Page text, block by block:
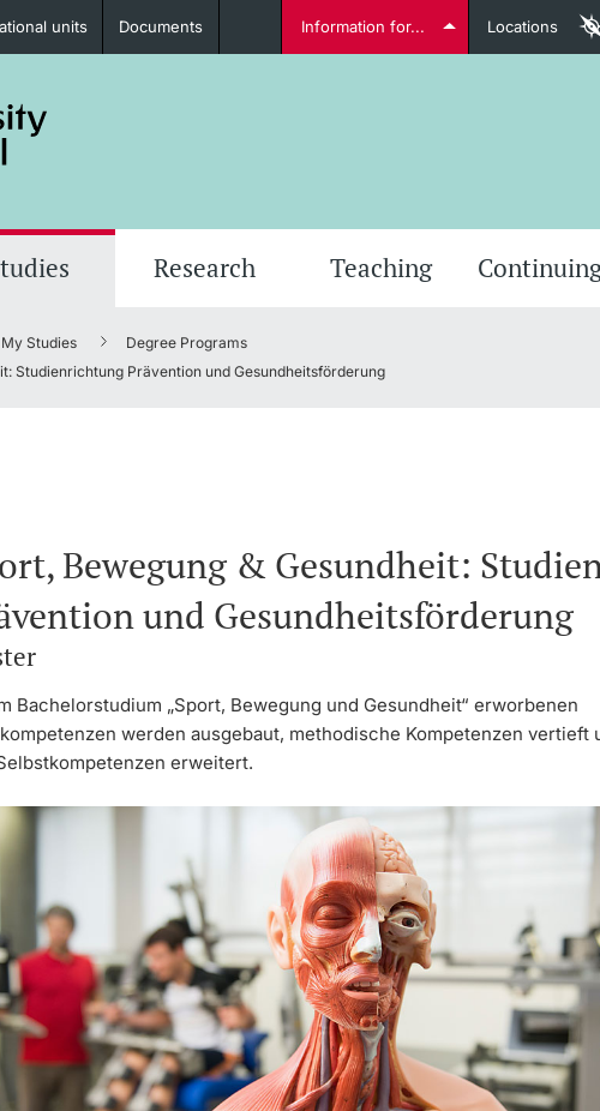
units Documents Information for... Locations
Research Teaching
Studies
Degree Programs
Studienrichtung Prävention und Gesundheitsförderung
Bewegung & Gesundheit:
und Gesundheitsförderung
Bachelorstudium „Sport, Bewegung und Gesundheit“ erworbenen
werden ausgebaut, methodische Kompetenzen vertieft
erweitert.